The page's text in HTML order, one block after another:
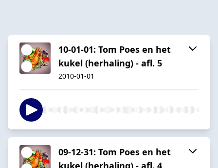
10-01-01: Tom Poes en het
kukel (herhaling) - afl. 5
2010-01-01
09-12-31: Tom Poes en het
kukel (herhaling) - afl. 4